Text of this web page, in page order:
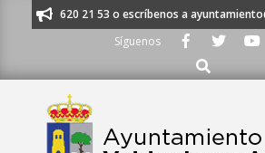
al 91 620 21 53 o escríbenos a
Síguenos
Buscar